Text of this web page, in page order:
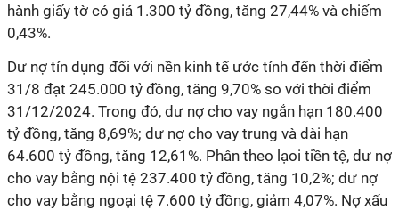
hành giấy tờ có giá 1.300 tỷ đồng, tăng 27,44% và chiếm
0,43%.
Dư nợ tín dụng đối với nền kinh tế ước tính đến thời điểm
31/8 đạt 245.000 tỷ đồng, tăng 9,70% so với thời điểm
31/12/2024. Trong đó, dư nợ cho vay ngắn hạn 180.400
tỷ đồng, tăng 8,69%; dư nợ cho vay trung và dài hạn
64.600 tỷ đồng, tăng 12,61%. Phân theo lạoi tiền tệ, dư nợ
cho vay bằng nội tệ 237.400 tỷ đồng, tăng 10,2%; dư nợ
cho vay bằng ngoại tệ 7.600 tỷ đồng, giảm 4,07%. Nợ xấu